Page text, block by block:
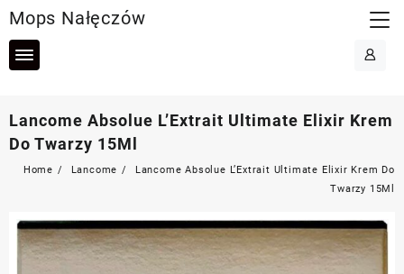
to
content
Mops Nałęczów
Lancome Absolue L’Extrait Ultimate Elixir Krem
Do Twarzy 15Ml
Home Lancome
Lancome Absolue L’Extrait Ultimate Elixir Krem Do
Twarzy 15Ml